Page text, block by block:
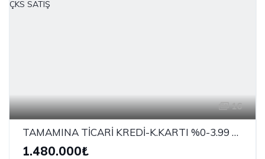
16
TAMAMINA TİCARİ KREDİ-K.KARTI %0-3.99 ÇEK-2.99 SENET-ÇKS SATIŞ
1.480.000₺